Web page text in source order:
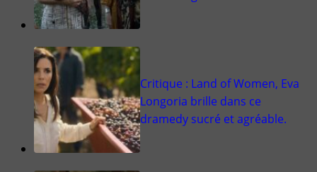
Critique : Land of Women, Eva
Longoria brille dans ce
dramedy sucré et agréable.